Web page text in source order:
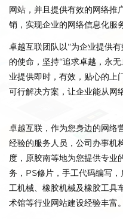
网站，并且提供有效的网络推
销，实现企业的网络信息化服
卓越互联团队以“为企业提供
的使命，坚持“追求卓越，永
业提供即时，有效，贴心的上
可行解决方案，让企业能从网
卓越互联，作为您身边的网络
经验的服务人员，公司办事机
度，原胶南等地为您提供专业
务，PS修片，手工代码编写
工机械、橡胶机械及橡胶工具
术馆等行业网站建设经验丰富。